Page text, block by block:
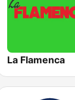
La Flamenca